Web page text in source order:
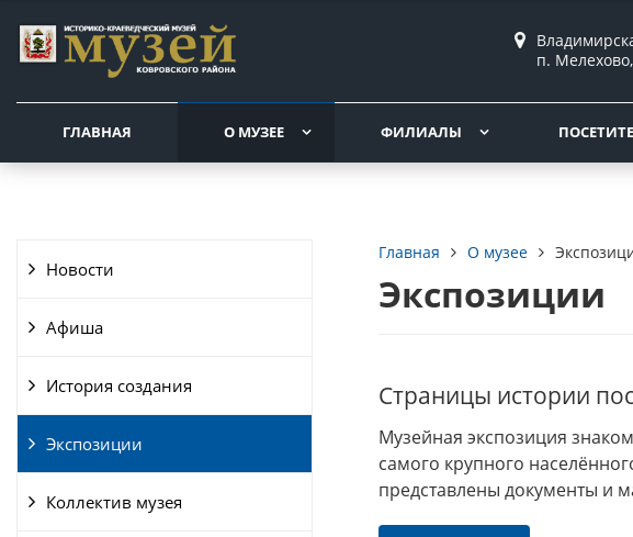
п.
ГЛАВНАЯ О МУЗЕЕ ФИЛИАЛЫ
Новости
Афиша
История создания
Экспозиции
Коллектив музея
Главная О музее
Экспозиции
Страницы истории
Музейная экспозиция
самого крупного
представлены документы и